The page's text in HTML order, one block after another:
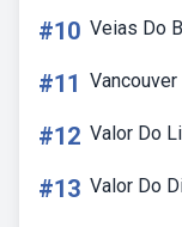
#10 Veias Do
#11
#12 Valor Do
#13 Valor Do